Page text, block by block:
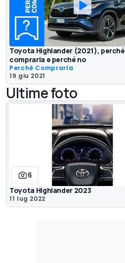
Toyota Highlander (2021), perché
comprarla e perché no
Perché Comprarla
19 giu 2021
Ultime foto
6
Toyota Highlander 2023
11 lug 2022